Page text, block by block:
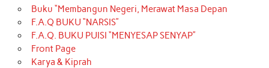
Buku “Membangun Negeri, Merawat Masa Depan
F.A.Q BUKU “NARSIS”
F.A.Q. BUKU PUISI “MENYESAP SENYAP”
Front Page
Karya & Kiprah